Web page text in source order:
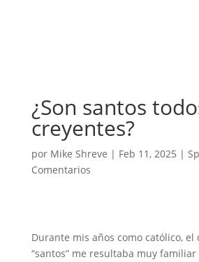
¿Son santos
creyentes?
por Mike Shreve | Feb 11, 2025 |
Comentarios
Durante mis años como católico, el
“santos” me resultaba muy